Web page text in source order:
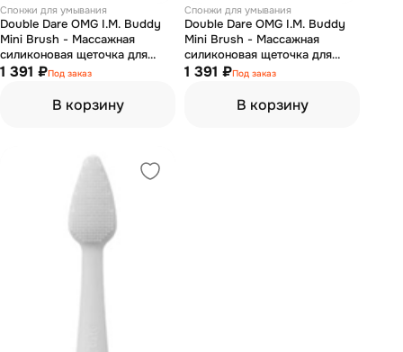
Спонжи для умывания
Double Dare OMG I.M. Buddy
Mini Brush - Массажная
силиконовая щеточка для
лица, черная
1 391 ₽Под заказ
В корзину
Спонжи для умывания
Double Dare OMG I.M. Buddy
Mini Brush - Массажная
силиконовая щеточка для
лица, розовая
1 391 ₽Под заказ
В корзину